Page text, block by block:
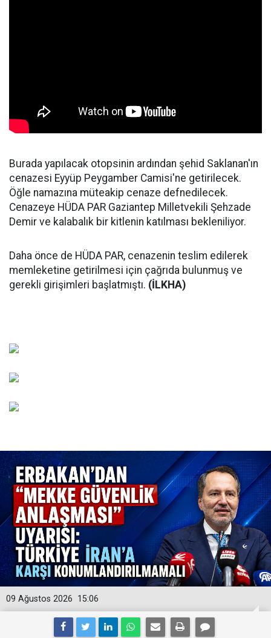
Burada yapılacak otopsinin ardından şehid Saklanan'ın
cenazesi Eyyüp Peygamber Camisi'ne getirilecek.
Öğle namazına müteakip cenaze defnedilecek.
Cenazeye HÜDA PAR Gaziantep Milletvekili Şehzade
Demir ve kalabalık bir kitlenin katılması bekleniliyor.
Daha önce de HÜDA PAR, cenazenin teslim edilerek
memleketine getirilmesi için çağrıda bulunmuş ve
gerekli girişimleri başlatmıştı. (İLKHA)
15:06
09 Ağustos 2026